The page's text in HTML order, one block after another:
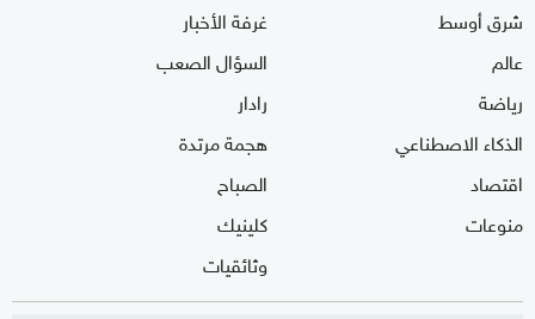
شرق أوسط
عالم
رياضة
الذكاء الاصطناعي
اقتصاد
منوعات
غرفة الأخبار
السؤال الصعب
رادار
هجمة مرتدة
الصباح
كلينيك
وثائقيات